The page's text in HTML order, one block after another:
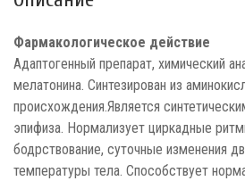
Фармакологическое действие
Адаптогенный препарат, химический
мелатонина. Синтезирован из
происхождения.Является
эпифиза. Нормализует циркадные
бодрствование, суточные изменения
температуры тела. Способствует